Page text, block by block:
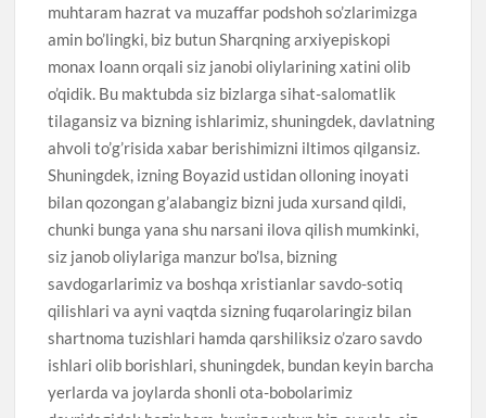
muhtaram hazrat va muzaffar podshoh so’zlarimizga
amin bo’lingki, biz butun Sharqning arxiyepiskopi
monax Ioann orqali siz janobi oliylarining xatini olib
o’qidik. Bu maktubda siz bizlarga sihat-salomatlik
tilagansiz va bizning ishlarimiz, shuningdek, davlatning
ahvoli to’g’risida xabar berishimizni iltimos qilgansiz.
Shuningdek, izning Boyazid ustidan olloning inoyati
bilan qozongan g’alabangiz bizni juda xursand qildi,
chunki bunga yana shu narsani ilova qilish mumkinki,
siz janob oliylariga manzur bo’lsa, bizning
savdogarlarimiz va boshqa xristianlar savdo-sotiq
qilishlari va ayni vaqtda sizning fuqarolaringiz bilan
shartnoma tuzishlari hamda qarshiliksiz o’zaro savdo
ishlari olib borishlari, shuningdek, bundan keyin barcha
yerlarda va joylarda shonli ota-bobolarimiz